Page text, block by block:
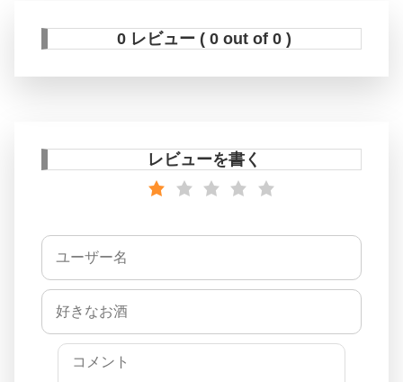
0 レビュー ( 0 out of 0 )
レビューを書く